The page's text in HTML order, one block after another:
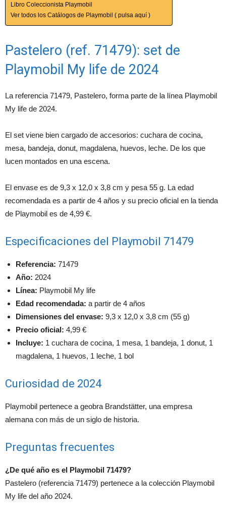
Libro Coleccionista Playmobil
Ver todos los Catálogos de Playmobil ( pulsa aquí )
Pastelero (ref. 71479): set de
Playmobil My life de 2024
La referencia 71479, Pastelero, forma parte de la línea Playmobil
My life de 2024.
El set viene bien cargado de accesorios: cuchara de cocina,
mesa, bandeja, donut, magdalena, huevos, leche. De los que
lucen montados en una escena.
El envase es de 9,3 x 12,0 x 3,8 cm y pesa 55 g. La edad
recomendada es a partir de 4 años y su precio oficial en la tienda
de Playmobil es de 4,99 €.
Especificaciones del Playmobil 71479
Referencia: 71479
Año: 2024
Línea: Playmobil My life
Edad recomendada: a partir de 4 años
Dimensiones del envase: 9,3 x 12,0 x 3,8 cm (55 g)
Precio oficial: 4,99 €
Incluye: 1 cuchara de cocina, 1 mesa, 1 bandeja, 1 donut, 1
magdalena, 1 huevos, 1 leche, 1 bol
Curiosidad de 2024
Playmobil pertenece a geobra Brandstätter, una empresa
alemana con más de un siglo de historia.
Preguntas frecuentes
¿De qué año es el Playmobil 71479?
Pastelero (referencia 71479) pertenece a la colección Playmobil
My life del año 2024.